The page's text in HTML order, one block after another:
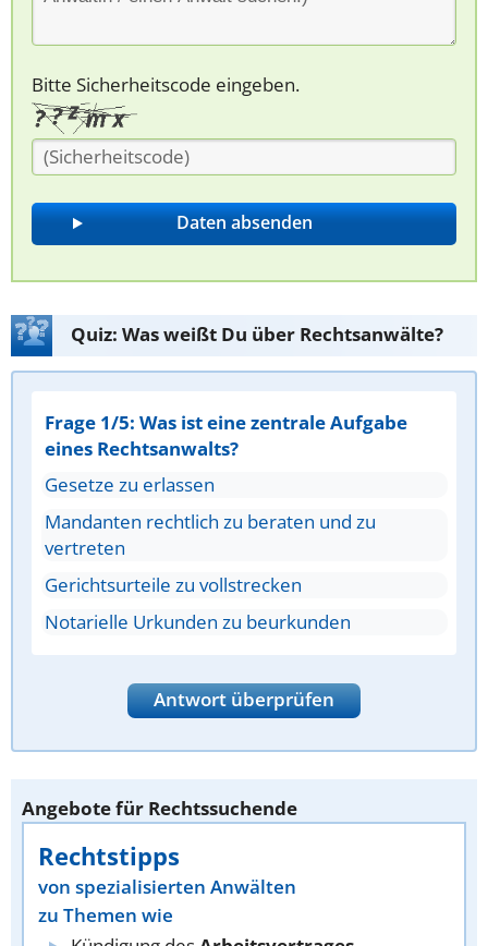
Bitte Sicherheitscode eingeben.
Quiz: Was weißt Du über Rechtsanwälte?
Frage 1/5: Was ist eine zentrale Aufgabe
eines Rechtsanwalts?
Gesetze zu erlassen
Mandanten rechtlich zu beraten und zu
vertreten
Gerichtsurteile zu vollstrecken
Notarielle Urkunden zu beurkunden
Antwort überprüfen
Angebote für Rechtssuchende
Rechtstipps
von spezialisierten Anwälten
zu Themen wie